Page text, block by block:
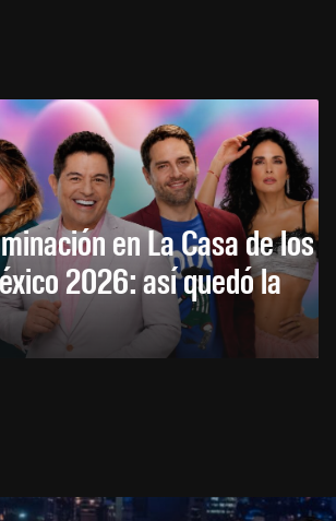
en La Casa de los
2026: así quedó la